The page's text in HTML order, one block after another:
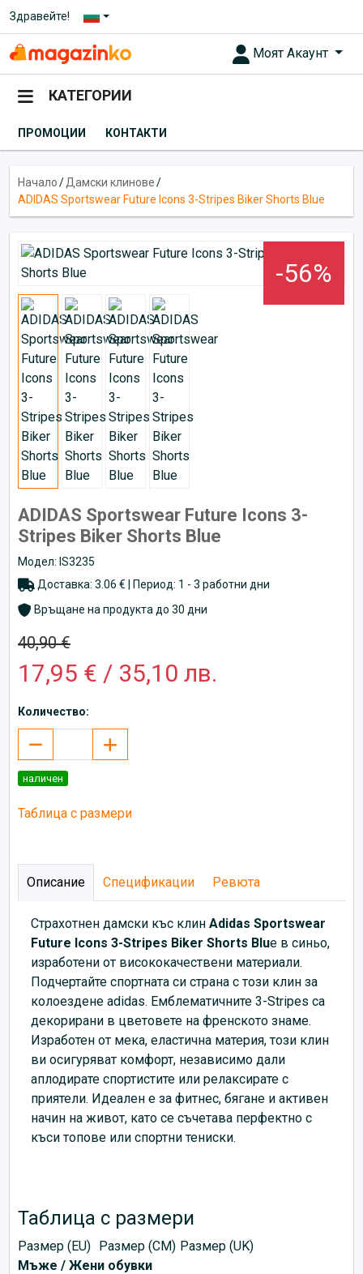
Здравейте!
Моят Акаунт
КАТЕГОРИИ
ПРОМОЦИИ КОНТАКТИ
Начало/Дамски клинове/
ADIDAS Sportswear Future Icons 3-Stripes Biker Shorts Blue
-56%
ADIDAS Sportswear Future Icons 3-
Stripes Biker Shorts Blue
Модел: IS3235
Доставка: 3.06 € | Период: 1 - 3 работни дни
Връщане на продукта до 30 дни
40,90 €
17,95 € / 35,10 лв.
Количество:
наличен
Таблица с размери
Описание Спецификации Ревюта
Страхотнен дамски къс клин Adidas Sportswear
Future Icons 3-Stripes Biker Shorts Blue в синьо,
изработени от висококачествени материали.
Подчертайте спортната си страна с този клин за
колоездене adidas. Емблематичните 3-Stripes са
декорирани в цветовете на френското знаме.
Изработен от мека, еластична материя, този клин
ви осигуряват комфорт, независимо дали
аплодирате спортистите или релаксирате с
приятели. Идеален е за фитнес, бягане и активен
начин на живот, като се съчетава перфектно с
къси топове или спортни тениски.
Таблица с размери
Размер (EU) Размер (CM) Размер (UK)
Мъже / Жени обувки